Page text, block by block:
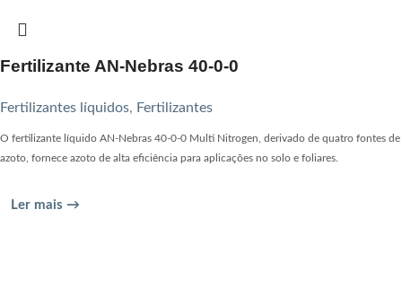
Fertilizante AN-Nebras 40-0-0
Fertilizantes líquidos, Fertilizantes
O fertilizante líquido AN-Nebras 40-0-0 Multi Nitrogen, derivado de quatro fontes de
azoto, fornece azoto de alta eficiência para aplicações no solo e foliares.
Ler mais →